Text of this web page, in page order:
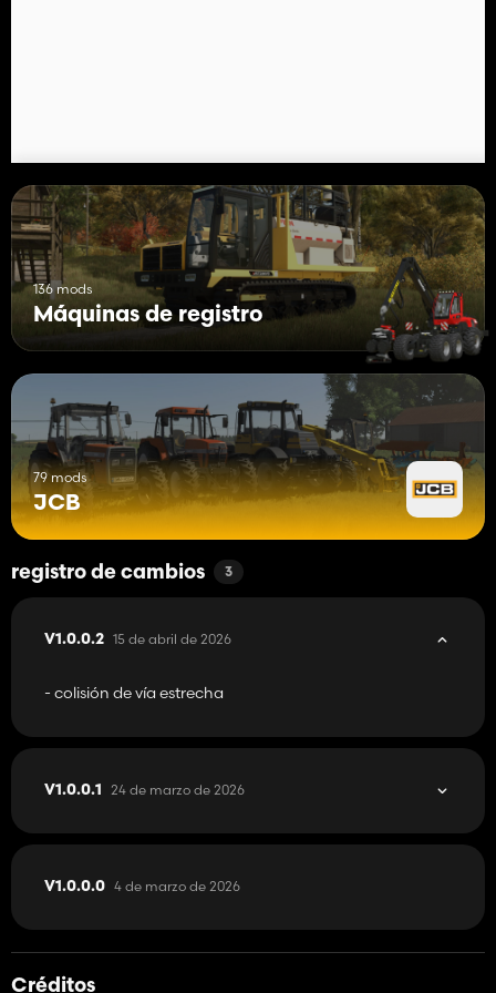
- Apertura de puerta
- Opciones de color
- Opciones de baliza estroboscópica
- Controles animados
- Paneles de control animados
- Compatible con controles de brazo sencillos
136 mods
Máquinas de registro
79 mods
JCB
registro de cambios 3
V1.0.0.2 15 de abril de 2026
- colisión de vía estrecha
V1.0.0.1 24 de marzo de 2026
V1.0.0.0 4 de marzo de 2026
Créditos